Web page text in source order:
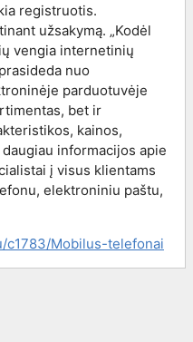
registruotis.
užsakymą. „Kodėl
vengia internetinių
nuo
parduotuvėje
bet ir
kainos,
informacijos apie
į visus klientams
elektroniniu paštu,
c1783/Mobilus-telefonai